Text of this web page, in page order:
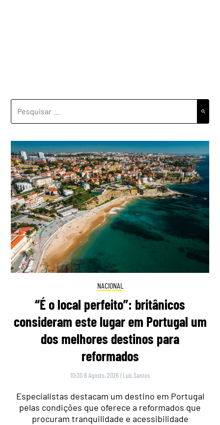
NACIONAL
“É o local perfeito”: britânicos
consideram este lugar em Portugal um
dos melhores destinos para
reformados
10:30 8 Agosto, 2026 | Luís Santos
Especialistas destacam um destino em Portugal
pelas condições que oferece a reformados que
procuram tranquilidade e acessibilidade